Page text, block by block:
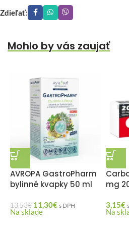
Zdieľať:
Mohlo by vás zaujať
AVROPA GastroPharm
bylinné kvapky 50 ml
13,53€ 11,30€ s DPH
Na sklade
mg
3,15€
Na